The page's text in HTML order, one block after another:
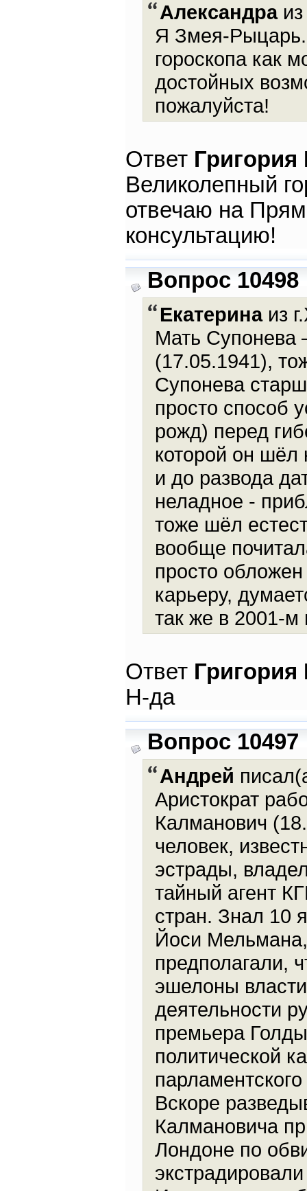
Александраиз
Я Змея-Рыцарь.
гороскопа как
достойных
пожалуйста!
Ответ
Великолепный
отвечаю на
консультацию!
Вопрос 10498
Екатеринаиз
Мать Супонева
(17.05.1941),
Супонева
просто способ
рожд) перед
которой он
и до развода
неладное -
тоже шёл
вообще
просто
карьеру,
так же в 2001-м
Ответ
Н-да
Вопрос 10497
Андрей
Аристократ
Калманович
человек,
эстрады,
тайный агент
стран. Знал 10
Йоси
предполагали,
эшелоны
деятельности
премьера
политической
Вскоре
Калмановича
Лондоне по